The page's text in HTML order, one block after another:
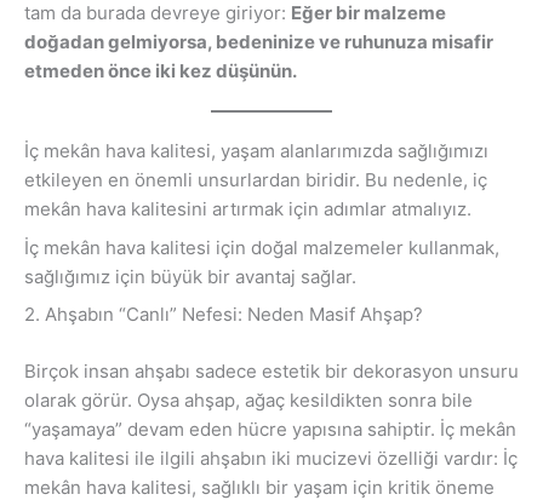
tam da burada devreye giriyor: Eğer bir malzeme
doğadan gelmiyorsa, bedeninize ve ruhunuza misafir
etmeden önce iki kez düşünün.
İç mekân hava kalitesi, yaşam alanlarımızda sağlığımızı
etkileyen en önemli unsurlardan biridir. Bu nedenle, iç
mekân hava kalitesini artırmak için adımlar atmalıyız.
İç mekân hava kalitesi için doğal malzemeler kullanmak,
sağlığımız için büyük bir avantaj sağlar.
2. Ahşabın “Canlı” Nefesi: Neden Masif Ahşap?
Birçok insan ahşabı sadece estetik bir dekorasyon unsuru
olarak görür. Oysa ahşap, ağaç kesildikten sonra bile
“yaşamaya” devam eden hücre yapısına sahiptir. İç mekân
hava kalitesi ile ilgili ahşabın iki mucizevi özelliği vardır: İç
mekân hava kalitesi, sağlıklı bir yaşam için kritik öneme